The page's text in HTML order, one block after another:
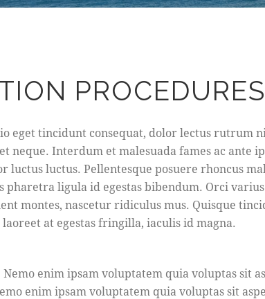
PROCEDURES
eget tincidunt consequat, dolor lectus rutrum
neque. Interdum et malesuada fames ac ante
luctus luctus. Pellentesque posuere rhoncus
pharetra ligula id egestas bibendum. Orci
montes, nascetur ridiculus mus. Quisque
at egestas fringilla, iaculis id magna.
enim ipsam voluptatem quia voluptas sit
enim ipsam voluptatem quia voluptas sit